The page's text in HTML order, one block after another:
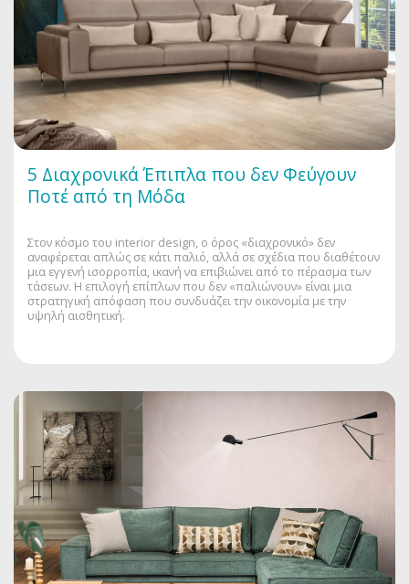
5 Διαχρονικά Έπιπλα που δεν Φεύγουν
Ποτέ από τη Μόδα
Στον κόσμο του interior design, ο όρος «διαχρονικό» δεν
αναφέρεται απλώς σε κάτι παλιό, αλλά σε σχέδια που διαθέτουν
μια εγγενή ισορροπία, ικανή να επιβιώνει από το πέρασμα των
τάσεων. Η επιλογή επίπλων που δεν «παλιώνουν» είναι μια
στρατηγική απόφαση που συνδυάζει την οικονομία με την
υψηλή αισθητική.